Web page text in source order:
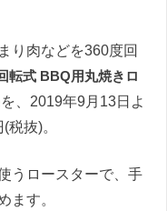
り肉などを360度回
転式 BBQ用丸焼きロ
、2019年9月13日よ
抜)。
うロースターで、手
ます。